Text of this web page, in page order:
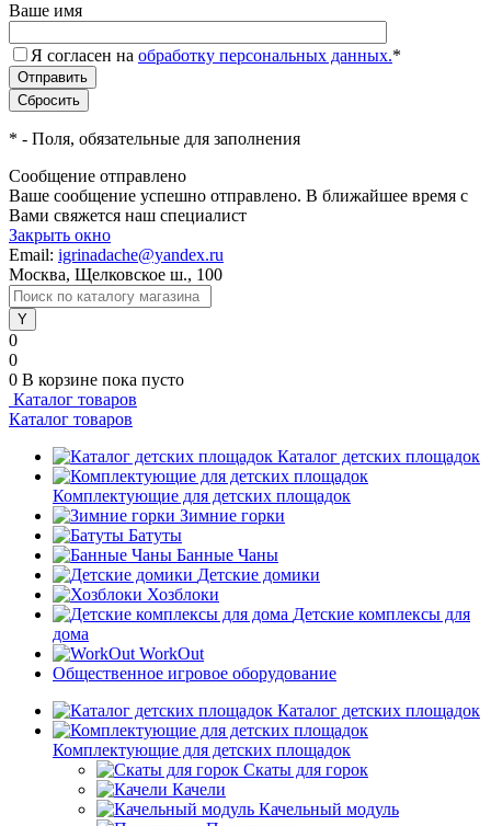
Ваше имя
Я согласен на обработку персональных данных.*
* - Поля, обязательные для заполнения
Сообщение отправлено
Ваше сообщение успешно отправлено. В ближайшее время с
Вами свяжется наш специалист
Закрыть окно
Email: igrinadache@yandex.ru
Москва, Щелковское ш., 100
0
0
0 В корзине пока пусто
Каталог товаров
Каталог товаров
Каталог детских площадок
Комплектующие для детских площадок
Зимние горки
Батуты
Банные Чаны
Детские домики
Хозблоки
Детские комплексы для
дома
WorkOut
Общественное игровое оборудование
Каталог детских площадок
Комплектующие для детских площадок
Скаты для горок
Качели
Качельный модуль